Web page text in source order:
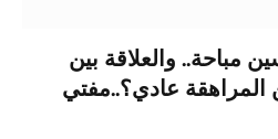
مباحة.. والعلاقة بين
عادي؟..مفتي